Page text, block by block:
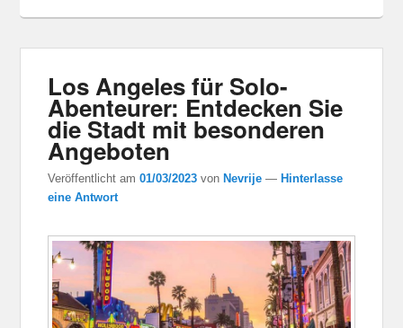
Los Angeles für Solo-
Abenteurer: Entdecken Sie
die Stadt mit besonderen
Angeboten
Veröffentlicht am01/03/2023 von Nevrije — Hinterlasse
eine Antwort